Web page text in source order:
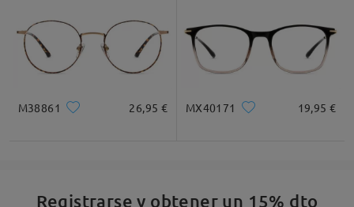
M38861 26,95 € MX40171 19,95 €
Registrarse y obtener un 15% dto